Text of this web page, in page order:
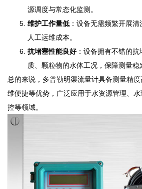
源调度与常态化监测。
维护工作量低 ：设备无需频繁开展
人工运维成本。
抗堵塞性能良好：设备拥有不错的
质、颗粒物的水体工况，保障测量稳
总的来说，多普勒明渠流量计具备测量精
维便捷等优势，广泛应用于水资源管理、
控等领域。